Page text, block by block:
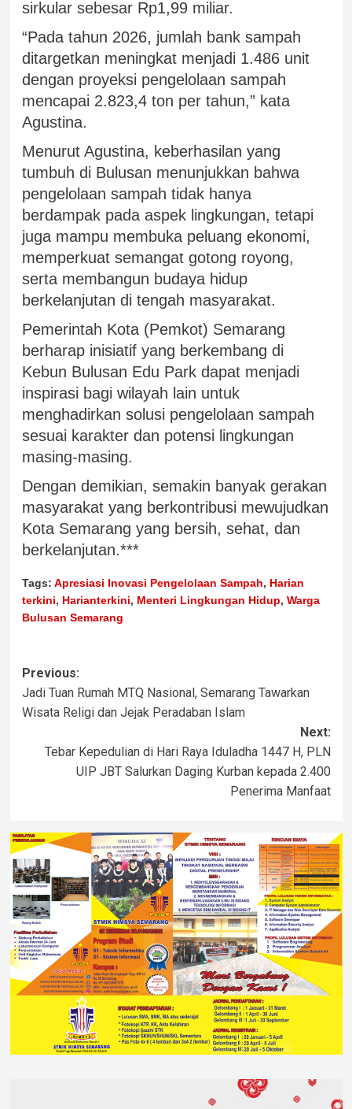
sirkular sebesar Rp1,99 miliar.
“Pada tahun 2026, jumlah bank sampah
ditargetkan meningkat menjadi 1.486 unit
dengan proyeksi pengelolaan sampah
mencapai 2.823,4 ton per tahun,” kata
Agustina.
Menurut Agustina, keberhasilan yang
tumbuh di Bulusan menunjukkan bahwa
pengelolaan sampah tidak hanya
berdampak pada aspek lingkungan, tetapi
juga mampu membuka peluang ekonomi,
memperkuat semangat gotong royong,
serta membangun budaya hidup
berkelanjutan di tengah masyarakat.
Pemerintah Kota (Pemkot) Semarang
berharap inisiatif yang berkembang di
Kebun Bulusan Edu Park dapat menjadi
inspirasi bagi wilayah lain untuk
menghadirkan solusi pengelolaan sampah
sesuai karakter dan potensi lingkungan
masing-masing.
Dengan demikian, semakin banyak gerakan
masyarakat yang berkontribusi mewujudkan
Kota Semarang yang bersih, sehat, dan
berkelanjutan.***
Tags: Apresiasi Inovasi Pengelolaan Sampah, Harian
terkini, Harianterkini, Menteri Lingkungan Hidup, Warga
Bulusan Semarang
Previous:
Jadi Tuan Rumah MTQ Nasional, Semarang Tawarkan
Wisata Religi dan Jejak Peradaban Islam
Next:
Tebar Kepedulian di Hari Raya Iduladha 1447 H, PLN
UIP JBT Salurkan Daging Kurban kepada 2.400
Penerima Manfaat